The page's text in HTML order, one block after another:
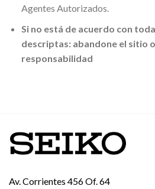
Agentes Autorizados.
Si no está de acuerdo con
descriptas: abandone el sitio
responsabilidad
Av. Corrientes 456 Of. 64